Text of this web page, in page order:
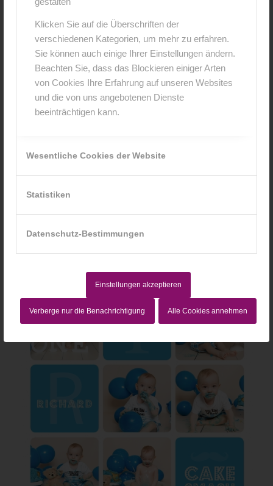
Klicken Sie auf die Überschriften der
verschiedenen Kategorien, um mehr zu erfahren.
Sie können auch einige Ihrer Einstellungen ändern.
Beachten Sie, dass das Blockieren einiger Arten
von Cookies Ihre Erfahrung auf unseren Websites
und die von uns angebotenen Dienste
beeinträchtigen kann.
Wesentliche Cookies der Website
Statistiken
Datenschutz-Bestimmungen
Einstellungen akzeptieren
Verberge nur die Benachrichtigung Alle Cookies annehmen